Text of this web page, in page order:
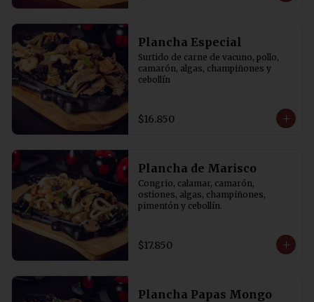
Plancha Especial
Surtido de carne de vacuno, pollo,
camarón, algas, champiñones y
cebollín
$16.850
Plancha de Marisco
Congrio, calamar, camarón,
ostiones, algas, champiñones,
pimentón y cebollín.
$17.850
Plancha Papas Mongo